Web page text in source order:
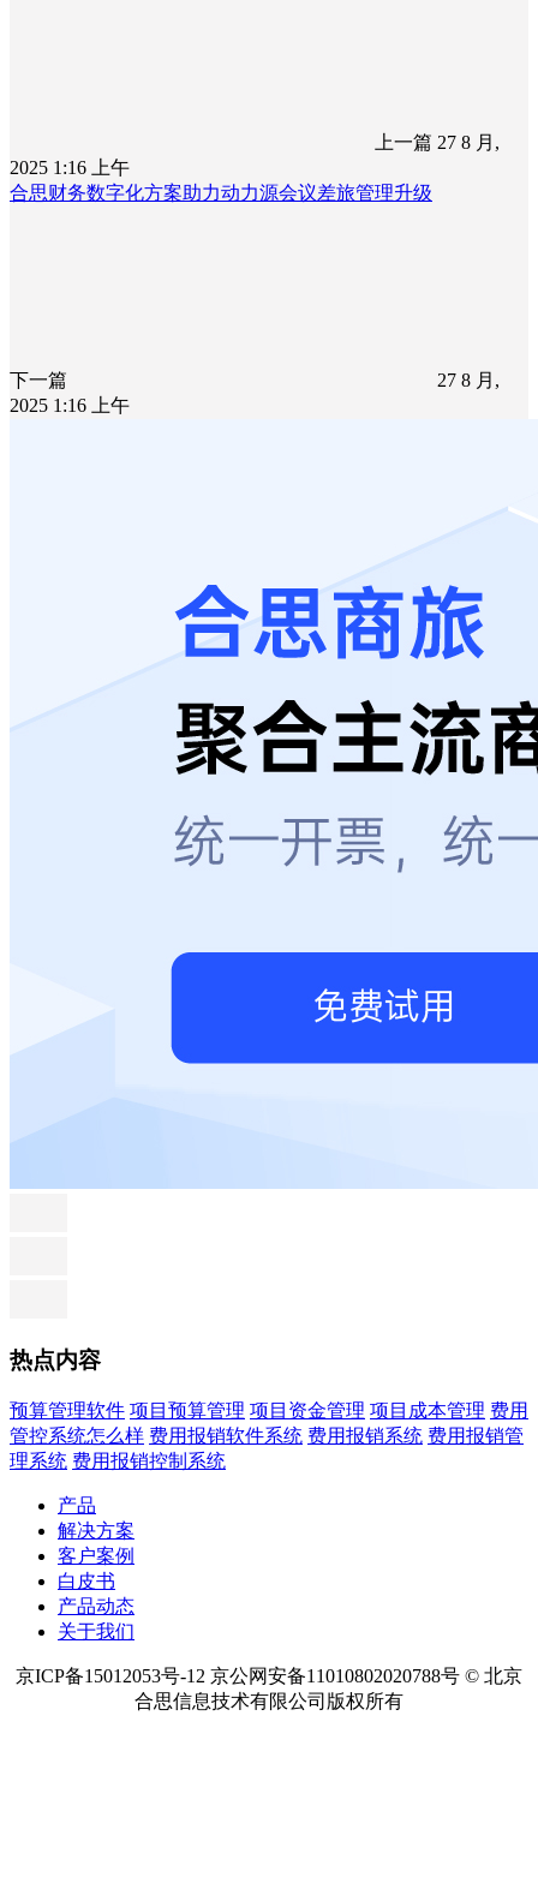
上一篇 27 8 月,
2025 1:16 上午
合思财务数字化方案助力动力源会议差旅管理升级
下一篇
27 8 月,
2025 1:16 上午
热点内容
预算管理软件 项目预算管理 项目资金管理 项目成本管理 费用
管控系统怎么样 费用报销软件系统 费用报销系统 费用报销管
理系统 费用报销控制系统
产品
解决方案
客户案例
白皮书
产品动态
关于我们
京ICP备15012053号-12 京公网安备11010802020788号 © 北京
合思信息技术有限公司版权所有